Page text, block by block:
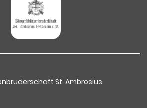
St. Ambrosius